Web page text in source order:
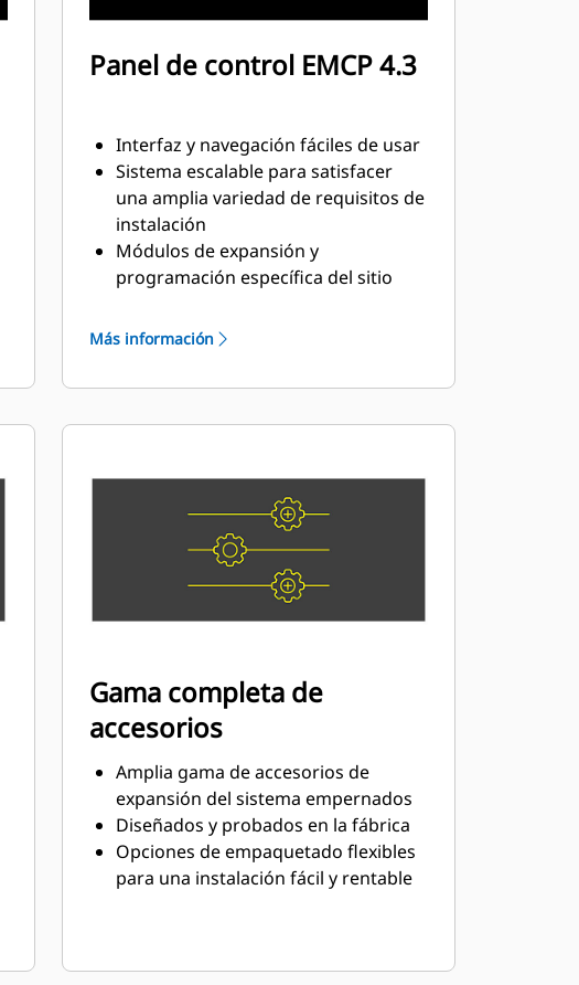
Panel de control EMCP 4.3
Interfaz y navegación fáciles de usar
Sistema escalable para satisfacer
una amplia variedad de requisitos de
instalación
Módulos de expansión y
programación específica del sitio
del cliente
Más información
Gama completa de
accesorios
Amplia gama de accesorios de
expansión del sistema empernados
Diseñados y probados en la fábrica
Opciones de empaquetado flexibles
para una instalación fácil y rentable